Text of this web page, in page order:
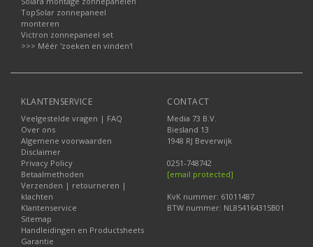
TopSolar zonnepaneel
monteren
Victron zonnepaneel set
>>> Méér 'zoeken en vinden'!
KLANTENSERVICE
Veelgestelde vragen | FAQ
Over ons
Algemene voorwaarden
Disclaimer
Privacy Policy
Betaalmethoden
Verzenden | retourneren |
klachten
Klantenservice
Sitemap
Handleidingen en Productsheets
Garantie
CONTACT
Media 73 B.V.
Biesland 13
1948 RJ Beverwijk
0251-748742
[email protected]
KvK nummer: 61011487
BTW nummer: NL854164315B01